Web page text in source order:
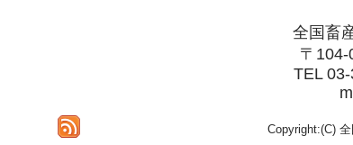
全国畜
〒
TEL
Copyright:(C)